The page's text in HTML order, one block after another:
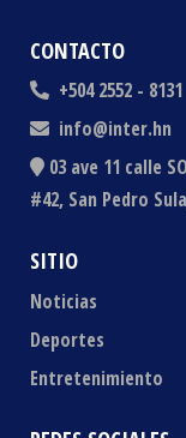
CONTACTO
+504 2552 - 8131
info@inter.hn
03 ave 11 calle
#42, San Pedro
SITIO
Noticias
Deportes
Entretenimiento